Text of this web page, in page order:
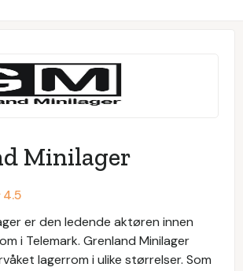
Minilager
4.5
er den ledende aktøren innen
i Telemark. Grenland Minilager
lagerrom i ulike størrelser. Som